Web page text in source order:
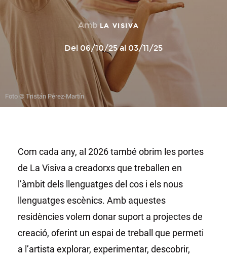
Amb LA VISIVA
Del 06/10/25 al 03/11/25
Foto © Tristán Pérez-Martín
Com cada any, al 2026 també obrim les portes
de La Visiva a creadorxs que treballen en
l’àmbit dels llenguatges del cos i els nous
llenguatges escènics. Amb aquestes
residències volem donar suport a projectes de
creació, oferint un espai de treball que permeti
a l’artista explorar, experimentar, descobrir,